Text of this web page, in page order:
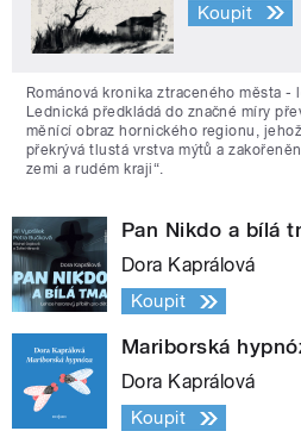
Koupit
Románová kronika ztraceného města -
Lednická předkládá do značné míry
měnící obraz hornického regionu,
překrývá tlustá vrstva mýtů a
zemi a rudém kraji“.
Pan Nikdo a bílá
Dora Kaprálová
Koupit
Mariborská
Dora Kaprálová
Koupit